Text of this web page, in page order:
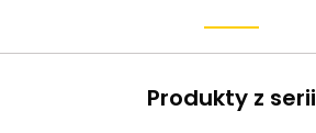
Produkty z serii